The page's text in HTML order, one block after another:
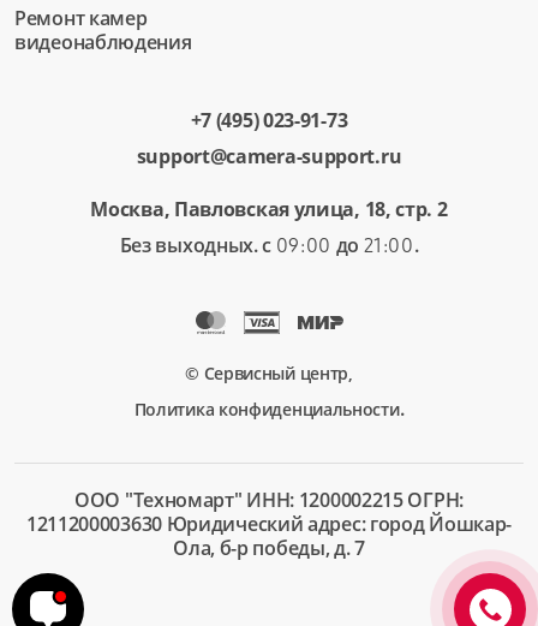
Ремонт камер
видеонаблюдения
+7 (495) 023-91-73
support@camera-support.ru
Москва, Павловская улица, 18, стр. 2
Без выходных. с 09:00 до 21:00.
© Сервисный центр,
Политика конфиденциальности.
ООО "Техномарт" ИНН: 1200002215 ОГРН:
1211200003630 Юридический адрес: город Йошкар-
Ола, б-р победы, д. 7
+7 (495)
023-91-